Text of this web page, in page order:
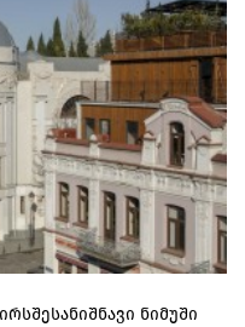
ნიმუში